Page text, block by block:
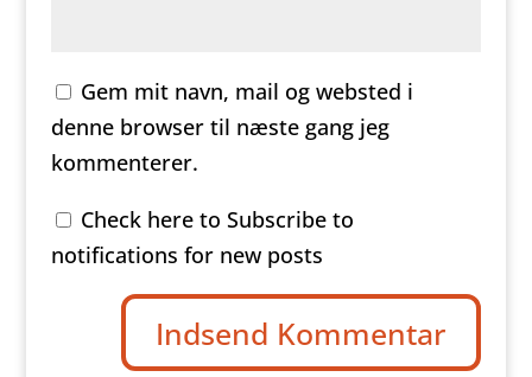
Gem mit navn, mail og websted i
denne browser til næste gang jeg
kommenterer.
Check here to Subscribe to
notifications for new posts